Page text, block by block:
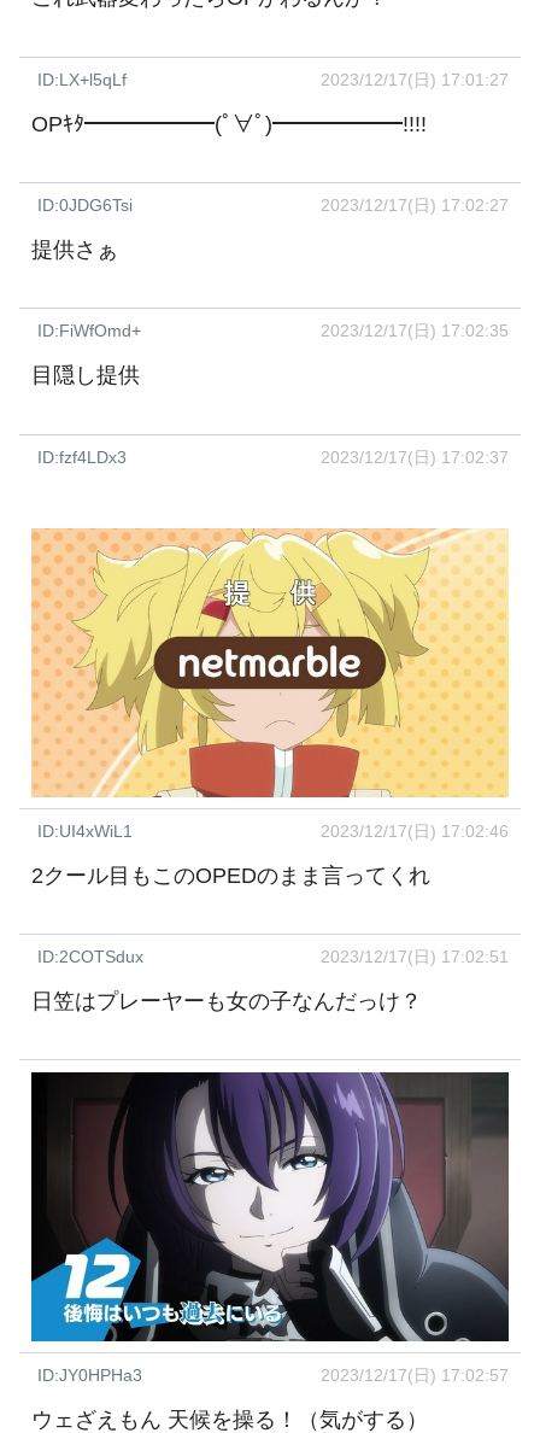
ID:LX+l5qLf 2023/12/17(日) 17:01:27
OPｷﾀ━━━━━━(ﾟ∀ﾟ)━━━━━━!!!!
ID:0JDG6Tsi 2023/12/17(日) 17:02:27
提供さぁ
ID:FiWfOmd+ 2023/12/17(日) 17:02:35
目隠し提供
ID:fzf4LDx3 2023/12/17(日) 17:02:37
ID:UI4xWiL1 2023/12/17(日) 17:02:46
2クール目もこのOPEDのまま言ってくれ
ID:2COTSdux 2023/12/17(日) 17:02:51
日笠はプレーヤーも女の子なんだっけ？
ID:JY0HPHa3 2023/12/17(日) 17:02:57
ウェざえもん 天候を操る！（気がする）